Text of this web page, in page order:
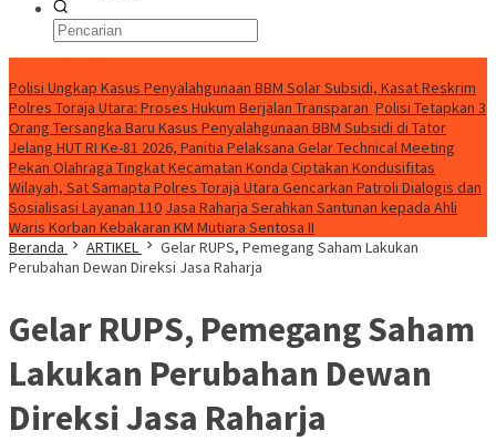
Polisi Ungkap Kasus Penyalahgunaan BBM Solar Subsidi, Kasat Reskrim
Polres Toraja Utara: Proses Hukum Berjalan Transparan Polisi Tetapkan 3
Orang Tersangka Baru Kasus Penyalahgunaan BBM Subsidi di Tator
Jelang HUT RI Ke-81 2026, Panitia Pelaksana Gelar Technical Meeting
Pekan Olahraga Tingkat Kecamatan Konda Ciptakan Kondusifitas
Wilayah, Sat Samapta Polres Toraja Utara Gencarkan Patroli Dialogis dan
Sosialisasi Layanan 110 Jasa Raharja Serahkan Santunan kepada Ahli
Waris Korban Kebakaran KM Mutiara Sentosa II
Beranda
ARTIKEL
Gelar RUPS, Pemegang Saham Lakukan
Perubahan Dewan Direksi Jasa Raharja
Gelar RUPS, Pemegang Saham
Lakukan Perubahan Dewan
Direksi Jasa Raharja